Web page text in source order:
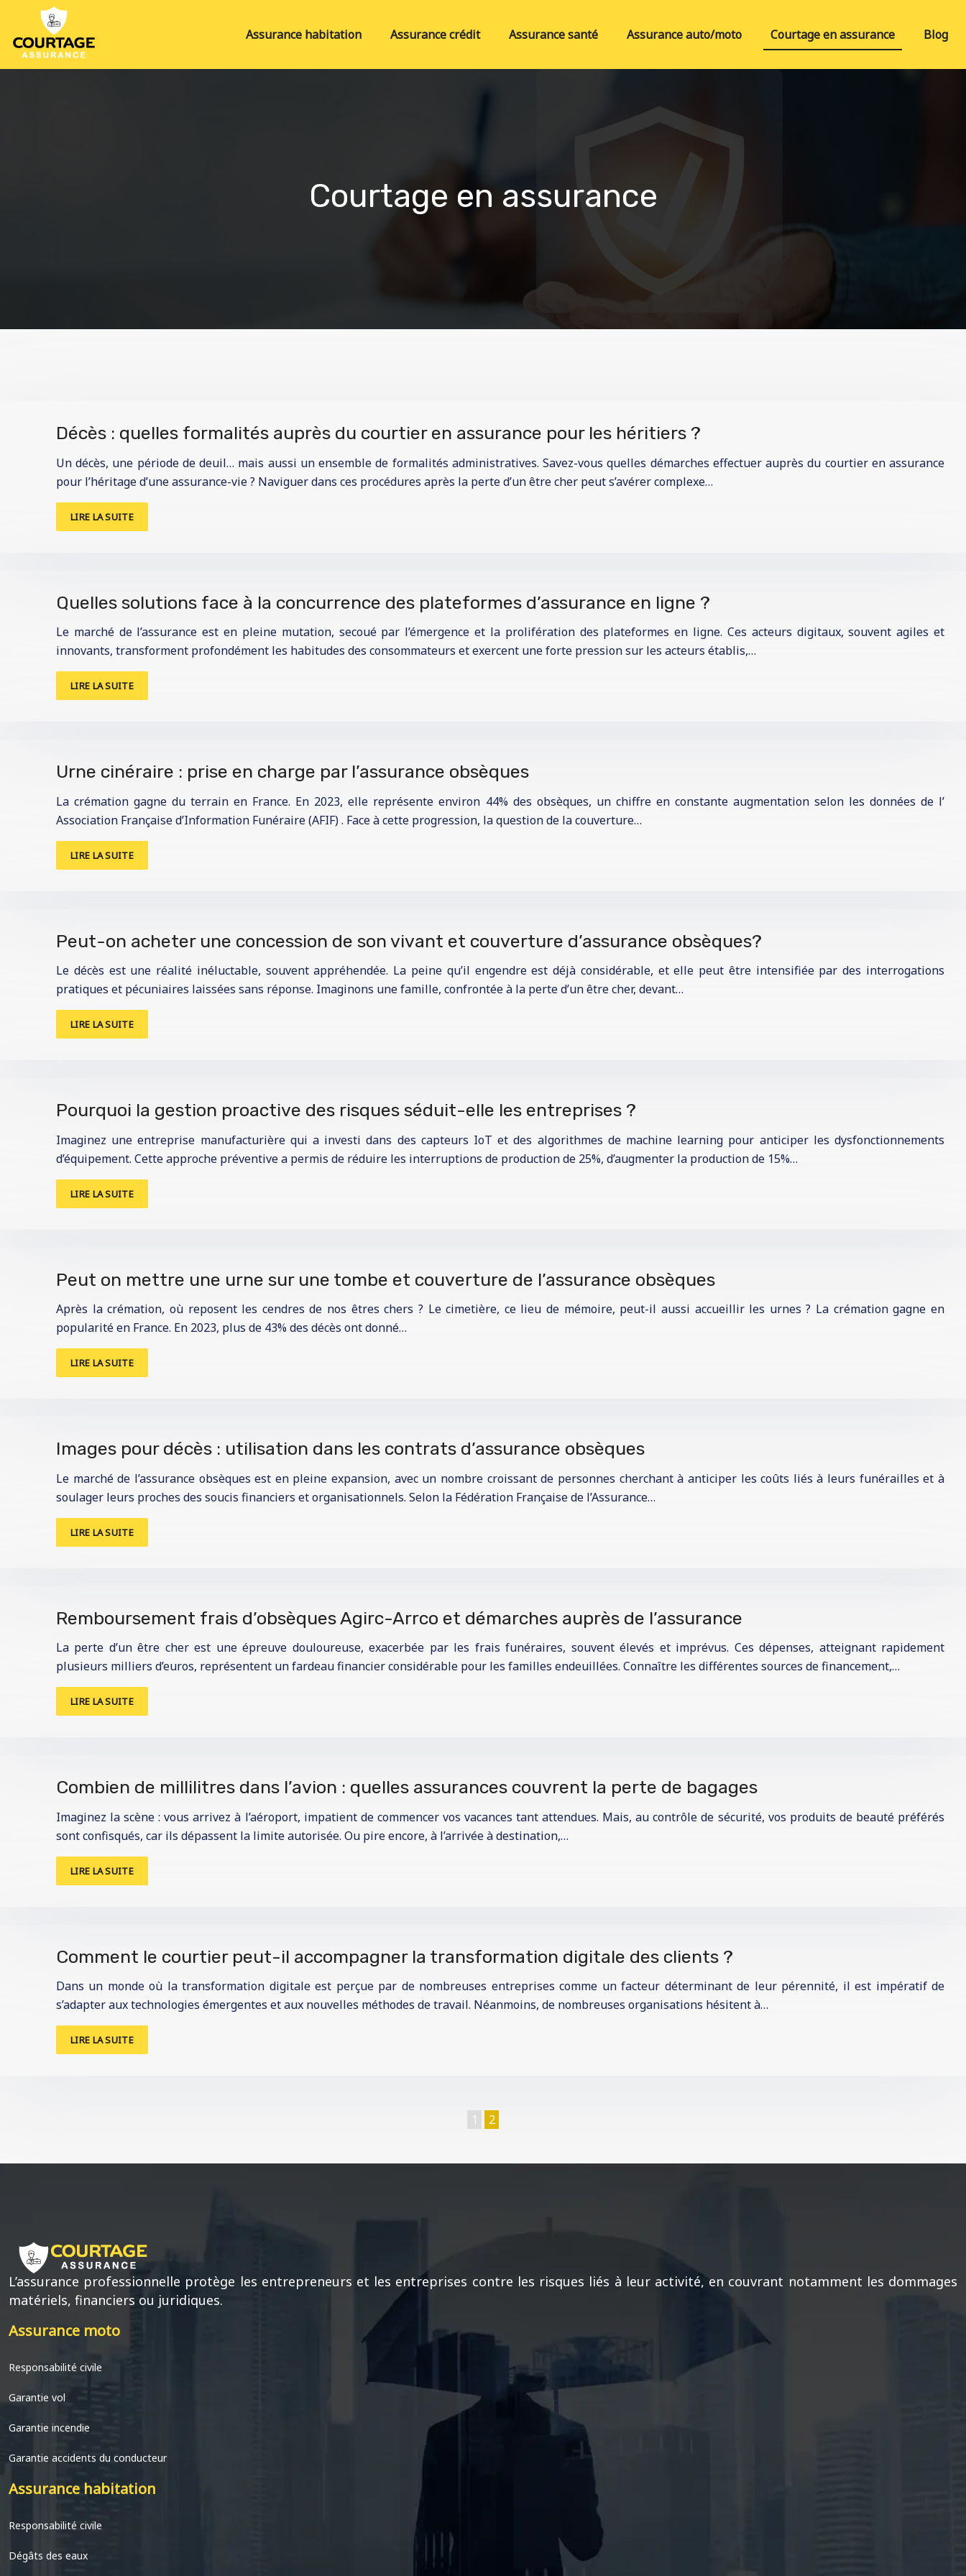
Assurance habitation Assurance crédit Assurance santé Assurance auto/moto Courtage en assurance Blog
Courtage en assurance
Décès : quelles formalités auprès du courtier en assurance pour les héritiers ?
Un décès, une période de deuil… mais aussi un ensemble de formalités administratives. Savez-vous quelles démarches effectuer auprès du courtier en assurance
pour l’héritage d’une assurance-vie ? Naviguer dans ces procédures après la perte d’un être cher peut s’avérer complexe…
LIRE LA SUITE
Quelles solutions face à la concurrence des plateformes d’assurance en ligne ?
Le marché de l’assurance est en pleine mutation, secoué par l’émergence et la prolifération des plateformes en ligne. Ces acteurs digitaux, souvent agiles et
innovants, transforment profondément les habitudes des consommateurs et exercent une forte pression sur les acteurs établis,…
LIRE LA SUITE
Urne cinéraire : prise en charge par l’assurance obsèques
La crémation gagne du terrain en France. En 2023, elle représente environ 44% des obsèques, un chiffre en constante augmentation selon les données de l’
Association Française d’Information Funéraire (AFIF) . Face à cette progression, la question de la couverture…
LIRE LA SUITE
Peut-on acheter une concession de son vivant et couverture d’assurance obsèques?
Le décès est une réalité inéluctable, souvent appréhendée. La peine qu’il engendre est déjà considérable, et elle peut être intensifiée par des interrogations
pratiques et pécuniaires laissées sans réponse. Imaginons une famille, confrontée à la perte d’un être cher, devant…
LIRE LA SUITE
Pourquoi la gestion proactive des risques séduit-elle les entreprises ?
Imaginez une entreprise manufacturière qui a investi dans des capteurs IoT et des algorithmes de machine learning pour anticiper les dysfonctionnements
d’équipement. Cette approche préventive a permis de réduire les interruptions de production de 25%, d’augmenter la production de 15%…
LIRE LA SUITE
Peut on mettre une urne sur une tombe et couverture de l’assurance obsèques
Après la crémation, où reposent les cendres de nos êtres chers ? Le cimetière, ce lieu de mémoire, peut-il aussi accueillir les urnes ? La crémation gagne en
popularité en France. En 2023, plus de 43% des décès ont donné…
LIRE LA SUITE
Images pour décès : utilisation dans les contrats d’assurance obsèques
Le marché de l’assurance obsèques est en pleine expansion, avec un nombre croissant de personnes cherchant à anticiper les coûts liés à leurs funérailles et à
soulager leurs proches des soucis financiers et organisationnels. Selon la Fédération Française de l’Assurance…
LIRE LA SUITE
Remboursement frais d’obsèques Agirc-Arrco et démarches auprès de l’assurance
La perte d’un être cher est une épreuve douloureuse, exacerbée par les frais funéraires, souvent élevés et imprévus. Ces dépenses, atteignant rapidement
plusieurs milliers d’euros, représentent un fardeau financier considérable pour les familles endeuillées. Connaître les différentes sources de financement,…
LIRE LA SUITE
Combien de millilitres dans l’avion : quelles assurances couvrent la perte de bagages
Imaginez la scène : vous arrivez à l’aéroport, impatient de commencer vos vacances tant attendues. Mais, au contrôle de sécurité, vos produits de beauté préférés
sont confisqués, car ils dépassent la limite autorisée. Ou pire encore, à l’arrivée à destination,…
LIRE LA SUITE
Comment le courtier peut-il accompagner la transformation digitale des clients ?
Dans un monde où la transformation digitale est perçue par de nombreuses entreprises comme un facteur déterminant de leur pérennité, il est impératif de
s’adapter aux technologies émergentes et aux nouvelles méthodes de travail. Néanmoins, de nombreuses organisations hésitent à…
LIRE LA SUITE
1 2
L’assurance professionnelle protège les entrepreneurs et les entreprises contre les risques liés à leur activité, en couvrant notamment les dommages
matériels, financiers ou juridiques.
Assurance moto
Responsabilité civile
Garantie vol
Garantie incendie
Garantie accidents du conducteur
Assurance habitation
Responsabilité civile
Dégâts des eaux